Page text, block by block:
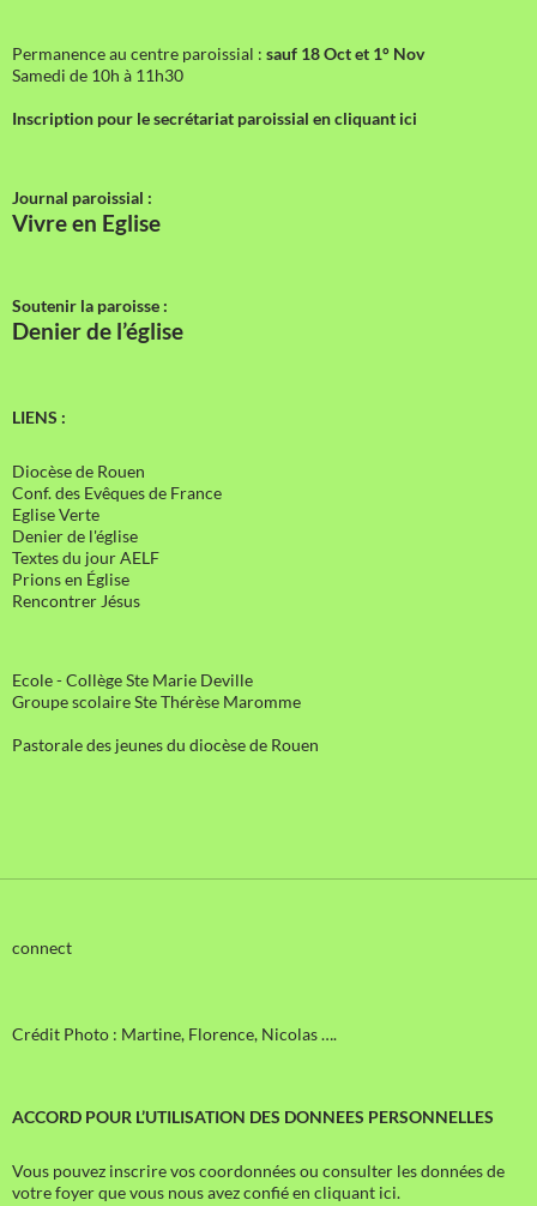
Permanence au centre paroissial : sauf 18 Oct et 1° Nov
Samedi de 10h à 11h30
Inscription pour le secrétariat paroissial en cliquant ici
Journal paroissial :
Vivre en Eglise
Soutenir la paroisse :
Denier de l’église
LIENS :
Diocèse de Rouen
Conf. des Evêques de France
Eglise Verte
Denier de l'église
Textes du jour AELF
Prions en Église
Rencontrer Jésus
Ecole - Collège Ste Marie Deville
Groupe scolaire Ste Thérèse Maromme
Pastorale des jeunes du diocèse de Rouen
connect
Crédit Photo : Martine, Florence, Nicolas ….
ACCORD POUR L’UTILISATION DES DONNEES PERSONNELLES
Vous pouvez inscrire vos coordonnées ou consulter les données de
votre foyer que vous nous avez confié en cliquant ici.